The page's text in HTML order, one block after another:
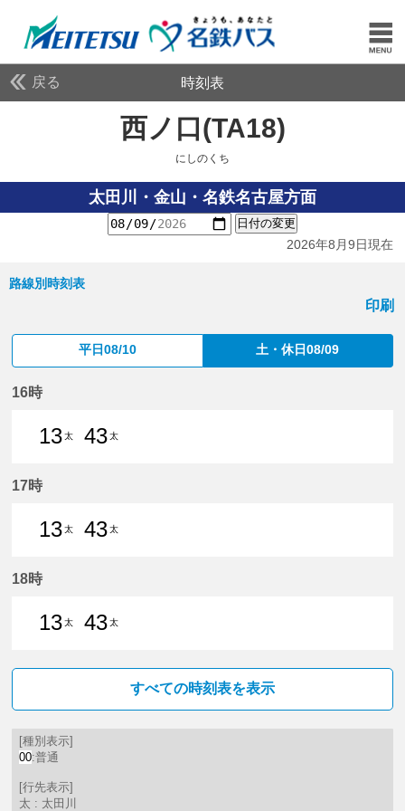
戻る 時刻表
西ノ口(TA18)
にしのくち
太田川・金山・名鉄名古屋方面
日付の変更
2026年8月9日現在
路線別時刻表
印刷
平日08/10 土・休日08/09
16時
13太
43太
17時
13太
43太
18時
13太
43太
すべての時刻表を表示
[種別表示]
00:普通
[行先表示]
太 : 太田川